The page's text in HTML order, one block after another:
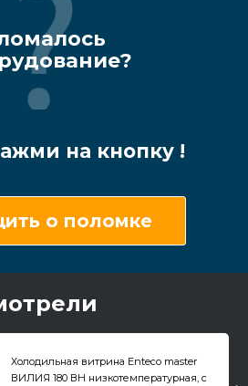
на кнопку !
о поломке
Холодильная витрина Enteco master
ВИЛИЯ 180 ВН низкотемпературная, с